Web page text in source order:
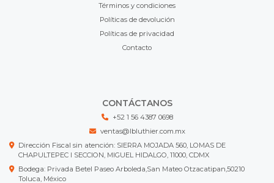
Términos y condiciones
Políticas de devolución
Políticas de privacidad
Contacto
CONTÁCTANOS
+52 1 56 4387 0698
ventas@lbluthier.com.mx
Dirección Fiscal sin atención: SIERRA MOJADA 560, LOMAS DE
CHAPULTEPEC I SECCION, MIGUEL HIDALGO, 11000, CDMX
Bodega: Privada Betel Paseo Arboleda,San Mateo Otzacatipan,50210
Toluca, México